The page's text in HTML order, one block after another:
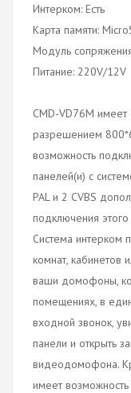
Интерком: Есть
Карта памяти:
Модуль
Питание: 220V/12V
CMD-VD76M
разрешением
возможность
панелей(и) c
PAL и 2 CVBS
подключения
Система интерком
комнат, кабинетов
ваши домофоны,
помещениях, в
входной звонок,
панели и открыть
видеодомофона.
имеет